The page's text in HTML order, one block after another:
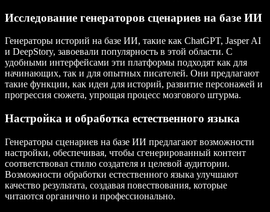
Исследование генераторов сценариев на базе ИИ
Генераторы историй на базе ИИ, такие как ChatGPT, Jasper AI
и DeepStory, завоевали популярность в этой области. С
удобными интерфейсами эти платформы подходят как для
начинающих, так и для опытных писателей. Они предлагают
такие функции, как идеи для историй, развитие персонажей и
прогрессия сюжета, упрощая процесс мозгового штурма.
Настройка и обработка естественного языка
Генераторы сценариев на базе ИИ предлагают возможности
настройки, обеспечивая, чтобы сгенерированный контент
соответствовал стилю создателя и целевой аудитории.
Возможности обработки естественного языка улучшают
качество результата, создавая повествования, которые
читаются органично и профессионально.